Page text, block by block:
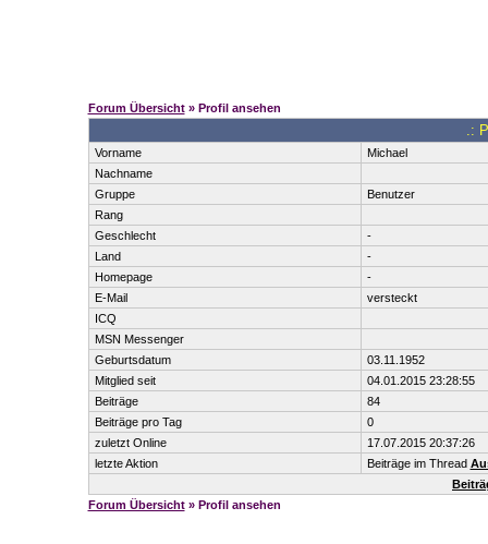
Forum Übersicht» Profil ansehen
.:
Vorname
Michael
Nachname
Gruppe
Benutzer
Rang
Geschlecht
-
Land
-
Homepage
-
E-Mail
versteckt
ICQ
MSN Messenger
Geburtsdatum
03.11.1952
Mitglied seit
04.01.2015 23:28:55
Beiträge
84
Beiträge pro Tag
0
zuletzt Online
17.07.2015 20:37:26
letzte Aktion
Beiträge im Thread
Forum Übersicht» Profil ansehen